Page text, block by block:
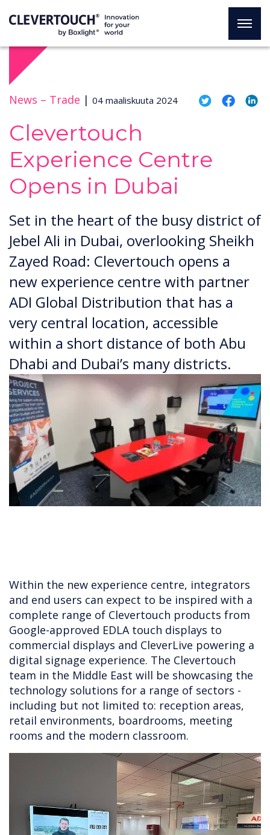
News – Trade | 04 maaliskuuta 2024
Clevertouch
Experience Centre
Opens in Dubai
Set in the heart of the busy district of
Jebel Ali in Dubai, overlooking Sheikh
Zayed Road: Clevertouch opens a
new experience centre with partner
ADI Global Distribution that has a
very central location, accessible
within a short distance of both Abu
Dhabi and Dubai’s many districts.
Within the new experience centre, integrators
and end users can expect to be inspired with a
complete range of Clevertouch products from
Google-approved EDLA touch displays to
commercial displays and CleverLive powering a
digital signage experience. The Clevertouch
team in the Middle East will be showcasing the
technology solutions for a range of sectors -
including but not limited to: reception areas,
retail environments, boardrooms, meeting
rooms and the modern classroom.